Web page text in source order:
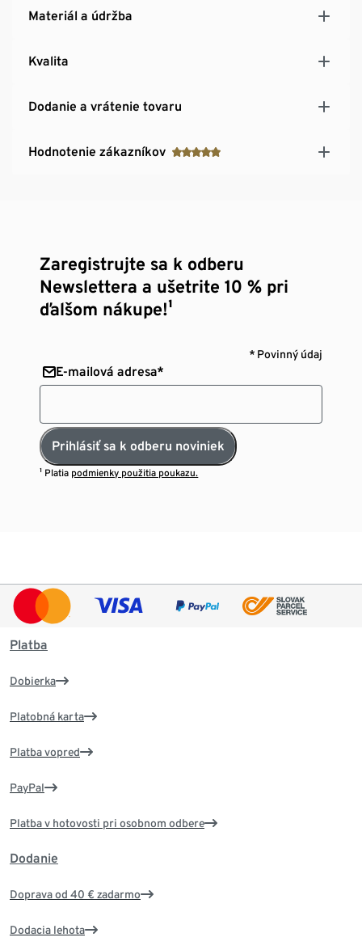
Materiál a údržba
Kvalita
Dodanie a vrátenie tovaru
Hodnotenie zákazníkov
Zaregistrujte sa k odberu
Newslettera a ušetrite 10 % pri
ďalšom nákupe!¹
* Povinný údaj
E-mailová adresa*
Prihlásiť sa k odberu noviniek
¹ Platia podmienky použitia poukazu.
Platba
Dobierka
Platobná karta
Platba vopred
PayPal
Platba v hotovosti pri osobnom odbere
Dodanie
Doprava od 40 € zadarmo
Dodacia lehota